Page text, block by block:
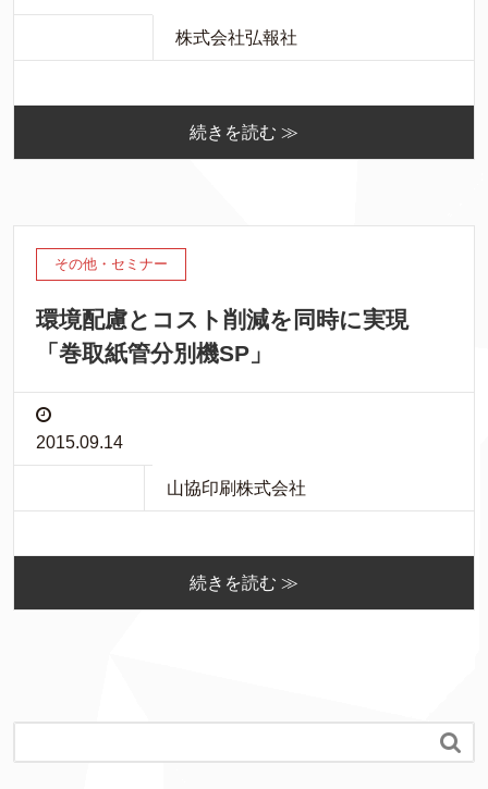
株式会社弘報社
続きを読む ≫
その他・セミナー
環境配慮とコスト削減を同時に実現
「巻取紙管分別機SP」
2015.09.14
山協印刷株式会社
続きを読む ≫
